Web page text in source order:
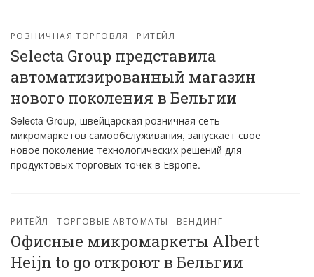
РОЗНИЧНАЯ ТОРГОВЛЯ РИТЕЙЛ
Selecta Group представила
автоматизированный магазин
нового поколения в Бельгии
Selecta Group, швейцарская розничная сеть
микромаркетов самообслуживания, запускает свое
новое поколение технологических решений для
продуктовых торговых точек в Европе.
РИТЕЙЛ ТОРГОВЫЕ АВТОМАТЫ ВЕНДИНГ
Офисные микромаркеты Albert
Heijn to go откроют в Бельгии